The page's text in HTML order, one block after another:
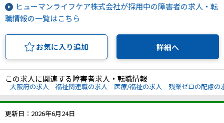
ヒューマンライフケア株式会社が採用中の障害者の求人・転
職情報の一覧はこちら
お気に入り追加 詳細へ
この求人に関連する障害者求人・転職情報
大阪府の求人 福祉関連職の求人 医療/福祉の求人 残業ゼロの配慮の
更新日：2026年6月24日